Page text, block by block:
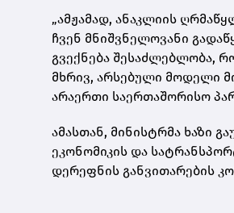
„ამჟამად, ანაკლიის
ჩვენ მნიშვნელოვანი
გვექნება შესაძლებლობა,
მხრივ, არსებული მოდელი
არაერთი საერთაშორისო
ამასთან, მინისტრმა ხაზი
ეკონომიკის და
დერეფნის განვითარების